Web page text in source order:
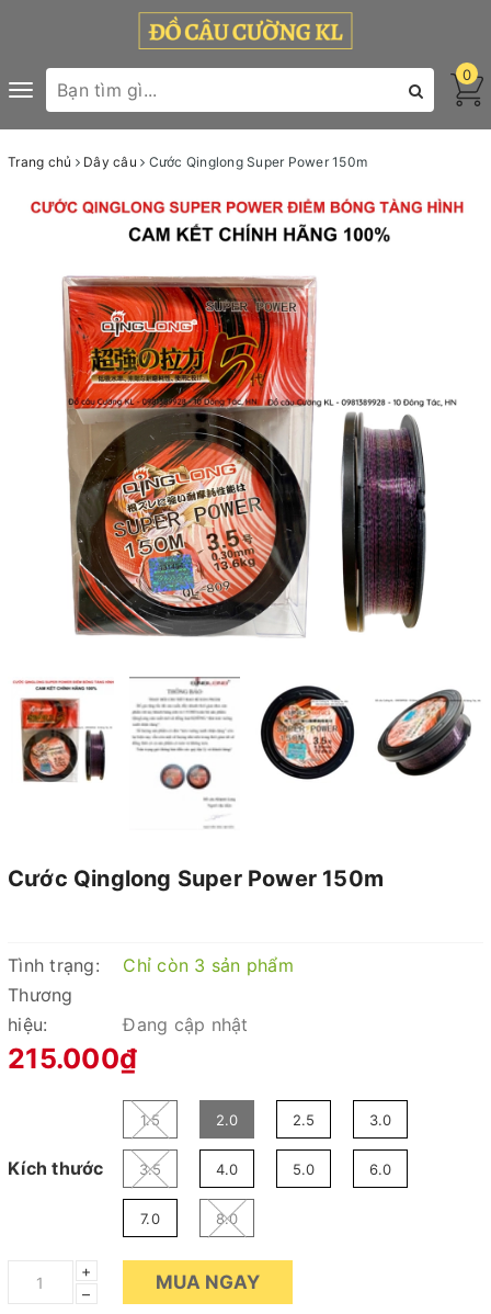
Toggle
navigation
0
Trang chủ Dây câu Cước Qinglong Super Power 150m
Cước Qinglong Super Power 150m
Tình trạng:
Chỉ còn 3 sản phẩm
Thương
hiệu:
Đang cập nhật
215.000₫
Kích thước
1.5 2.0 2.5 3.0
3.5 4.0 5.0 6.0
7.0 8.0
+
–
MUA NGAY